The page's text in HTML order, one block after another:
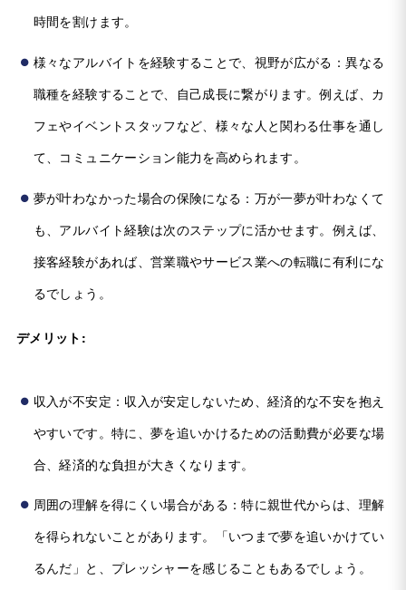
時間を割けます。
様々なアルバイトを経験することで、視野が広がる：異なる
職種を経験することで、自己成長に繋がります。例えば、カ
フェやイベントスタッフなど、様々な人と関わる仕事を通し
て、コミュニケーション能力を高められます。
夢が叶わなかった場合の保険になる：万が一夢が叶わなくて
も、アルバイト経験は次のステップに活かせます。例えば、
接客経験があれば、営業職やサービス業への転職に有利にな
るでしょう。
デメリット:
収入が不安定：収入が安定しないため、経済的な不安を抱え
やすいです。特に、夢を追いかけるための活動費が必要な場
合、経済的な負担が大きくなります。
周囲の理解を得にくい場合がある：特に親世代からは、理解
を得られないことがあります。「いつまで夢を追いかけてい
るんだ」と、プレッシャーを感じることもあるでしょう。